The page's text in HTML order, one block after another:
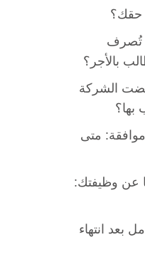
حقك؟
تُصرف
بالأجر؟
الشركة
متى
عن وظيفتك:
بعد انتهاء